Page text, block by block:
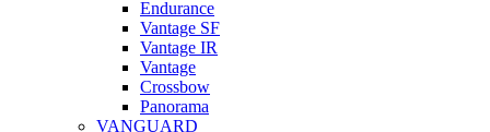
Endurance
Vantage SF
Vantage IR
Vantage
Crossbow
Panorama
VANGUARD